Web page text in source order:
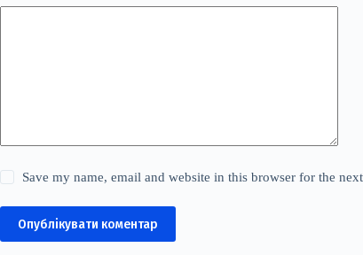
Save my name, email and website in this browser for the
Опублікувати коментар